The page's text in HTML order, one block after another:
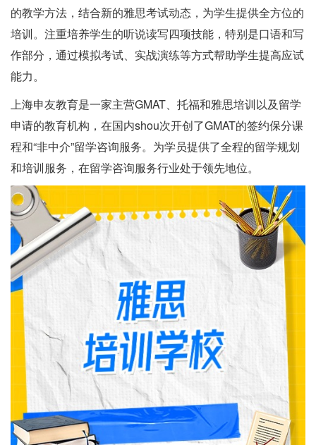
的教学方法，结合新的雅思考试动态，为学生提供全方位的
培训。注重培养学生的听说读写四项技能，特别是口语和写
作部分，通过模拟考试、实战演练等方式帮助学生提高应试
能力。
上海申友教育是一家主营GMAT、托福和雅思培训以及留学
申请的教育机构，在国内shou次开创了GMAT的签约保分课
程和“非中介”留学咨询服务。为学员提供了全程的留学规划
和培训服务，在留学咨询服务行业处于领先地位。